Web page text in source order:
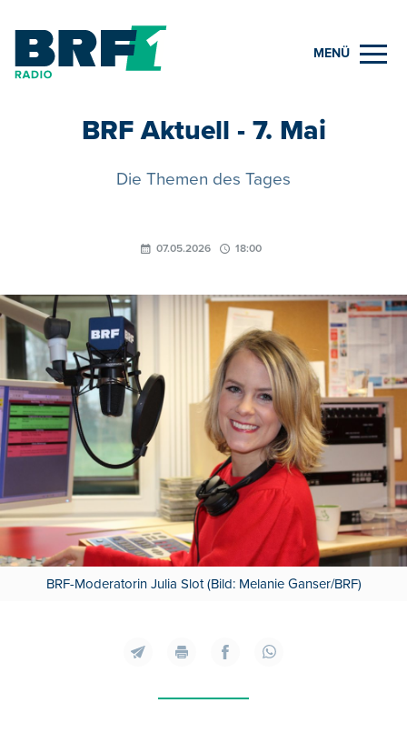
MENÜ
BRF Aktuell - 7. Mai
Die Themen des Tages
07.05.2026 18:00
BRF-Moderatorin Julia Slot (Bild: Melanie Ganser/BRF)